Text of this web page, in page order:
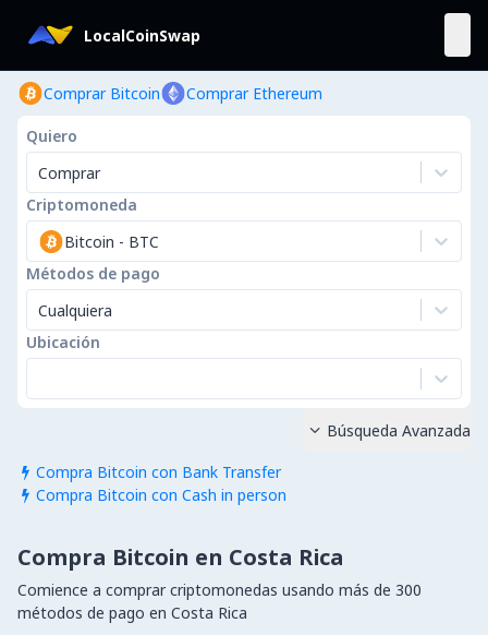
LocalCoinSwap
Comprar Bitcoin Comprar Ethereum
Quiero
Comprar
Criptomoneda
Bitcoin - BTC
Métodos de pago
Cualquiera
Ubicación
 Compra Bitcoin con Bank Transfer
 Compra Bitcoin con Cash in person
 Búsqueda Avanzada
Compra Bitcoin en Costa Rica
Comience a comprar criptomonedas usando más de 300
métodos de pago en Costa Rica